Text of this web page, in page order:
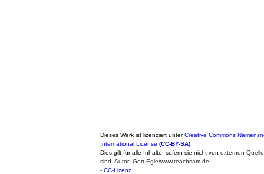
Dieses Werk ist lizenziert unterCreative Commons
International License (CC-BY-SA)
Dies gilt für alle Inhalte, sofern sie nicht von externen
sind. Autor: Gert Egle/www.teachsam.de
- CC-Lizenz